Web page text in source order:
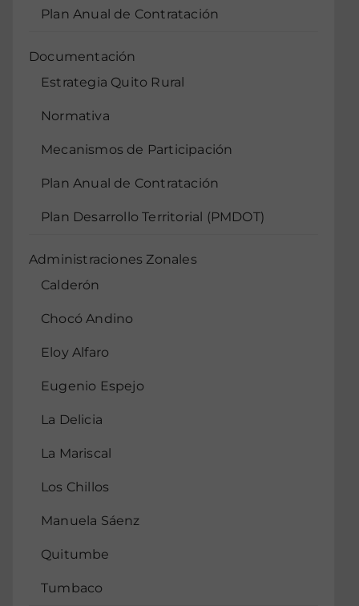
Plan Anual de Contratación
Documentación
Estrategia Quito Rural
Normativa
Mecanismos de Participación
Plan Anual de Contratación
Plan Desarrollo Territorial (PMDOT)
Administraciones Zonales
Calderón
Chocó Andino
Eloy Alfaro
Eugenio Espejo
La Delicia
La Mariscal
Los Chillos
Manuela Sáenz
Quitumbe
Tumbaco